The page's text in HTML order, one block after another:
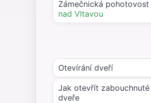
Zámečnická pohotovost
nad Vltavou
Otevírání dveří
Jak otevřít zabouchnuté
dveře